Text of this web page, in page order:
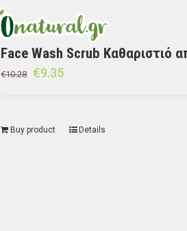
Face Wash Scrub Καθαριστιό
€10.28 €9.35
Buy product Details